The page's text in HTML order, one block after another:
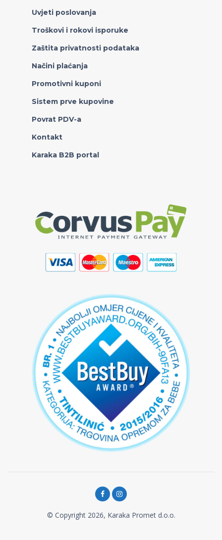
Uvjeti poslovanja
Troškovi i rokovi isporuke
Zaštita privatnosti podataka
Načini plaćanja
Promotivni kuponi
Sistem prve kupovine
Povrat PDV-a
Kontakt
Karaka B2B portal
© Copyright 2026, Karaka Promet d.o.o.